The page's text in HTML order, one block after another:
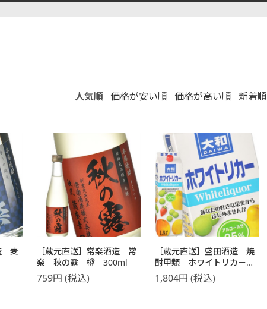
人気順 価格が安い順 価格が高い順 新着順
麦
［蔵元直送］常楽酒造 常
楽 秋の露 樽 300ml
759円(税込)
［蔵元直送］盛田酒造 焼
酎甲類 ホワイトリカー
大和パック 1800ml
1,804円(税込)